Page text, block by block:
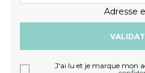
Adresse
J'ai lu et je marque mon